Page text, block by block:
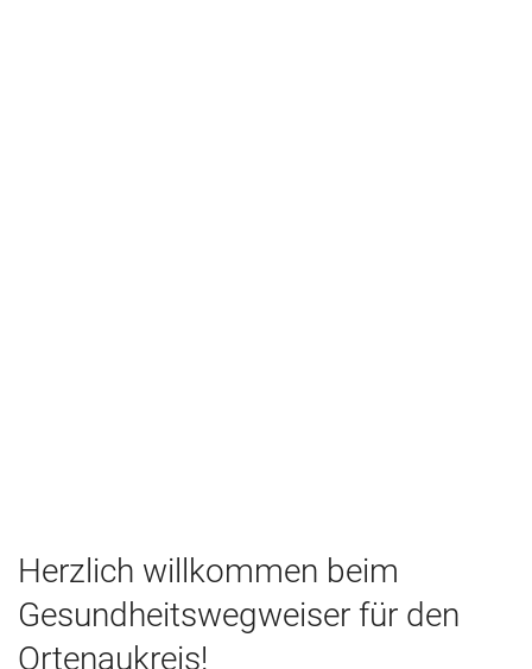
Herzlich willkommen beim
Gesundheitswegweiser für den
Ortenaukreis!